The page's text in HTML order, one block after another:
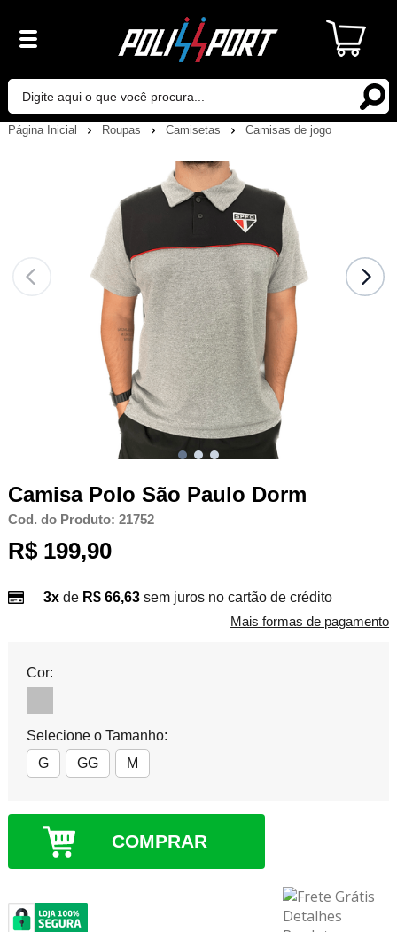
Página Inicial Roupas Camisetas Camisas de jogo
Camisa Polo São Paulo Dorm
Cod. do Produto: 21752
R$ 199,90
3xde R$ 66,63 sem juros no cartão de crédito
Mais formas de pagamento
Cor:
Selecione o Tamanho:
G
GG M
COMPRAR